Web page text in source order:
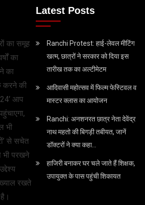
का समूह
का
का
करने की
आप
भी
से सचेत
भी परखने
ख्याल रखते
Latest Posts
Ranchi Protest: हाई-लेवल मीटिंग
खत्म, छात्रों ने सरकार को दिया इस
तारीख तक का अल्टीमेटम
आदिवासी महोत्सव में फिल्म फेस्टिवल व
मास्टर क्लास का आयोजन
Ranchi: अनशनरत छात्र नेता देवेंद्र
नाथ महतो की बिगड़ी तबीयत, जानें
डॉक्टरों ने क्या कहा…
हाजिरी बनाकर घर चले जाते हैं शिक्षक,
उपायुक्त के पास पहुंची शिकायत